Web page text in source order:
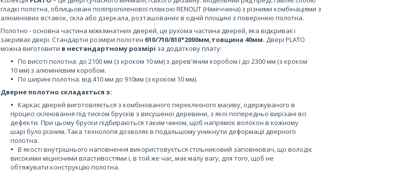
гладкі полотна, облицьовані поліпропіленової плівкою RENOLIT (Німеччина) з різними комбінаціями з
алюмінієвих вставок, скла або дзеркала, розташованих в одній площині з поверхнею полотна.
Полотно - основна частина міжкімнатних дверей, це рухома частина дверей, яка відкриває і
закриває двері. Стандартні розміри полотен 610/710/810*2000мм,товщина 40мм. Двері PLATO
можна виготовити в нестандартному розмірі за додаткову плату:
По висоті полотна: до 2100 мм (з кроком 10 мм) з дерев'яним коробом і до 2300 мм (з кроком
10 мм) з алюмінієвим коробом.
По ширині полотна: від 410 мм до 910мм (з кроком 10 мм).
Дверне полотно складається з:
Каркас дверей виготовляється з комбінованого переклеєного масиву, одержуваного в
процесі склеювання під тиском брусків з висушеної деревини, з якої попередньо вирізані всі
дефекти. При цьому бруски підбираються таким чином, щоб напрямок волокон в кожному
шарі було різним. Така технологія дозволяє в подальшому уникнути деформації дверного
полотна.
В якості внутрішнього наповнення використовується стільниковий заповнювач, що володіє
високими міцнісними властивостями і, в той же час, має малу вагу, для того, щоб не
обтяжувати конструкцію полотна.